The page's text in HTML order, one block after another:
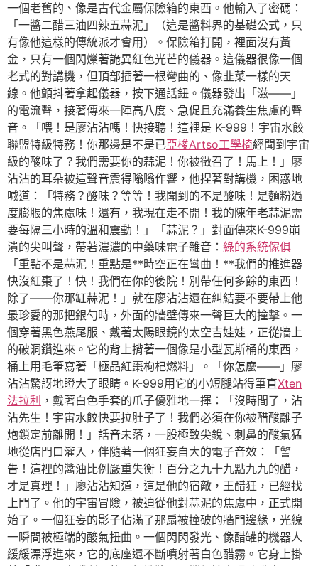
一個老舊的、像是古代金屬保險箱的東西。他輸入了密碼：
「一醬二醋三油四辣五蒜泥」（這是醬料界的基礎公式，只
有像他這樣的傳統派才會用）。保險箱打開，裡面沒有黃
金，只有一個閃爍著詭異紅色光芒的儀器。這儀器很像一個
老式的對講機，但頂部插著一根彎曲的、像韭菜一樣的天
線。他顫抖著拿起儀器，按下通話鈕。儀器發出「滋——」
的電流聲，接著傳來一陣高八度、急促且充滿養生焦慮的聲
音。「喂！是廖沾沾嗎！快接聽！這裡是 K-999！宇宙水餃
聯盟特級特務！你那邊是不是已亞梭Artso工學椅經聞到宇宙
級的酸味了？我們需要你的蒜泥！你被徵召了！馬上！」廖
沾沾的耳朵被這聲音震得嗡嗡作響，他捏著對講機，困惑地
喊道：「特務？酸味？等等！我聞到的不是酸味！是麵粉過
度膨脹的焦慮味！還有，我現在走不開！我的陳年老蒜泥需
要每隔三小時的溫和震動！」「蒜泥？」對面傳來K-999崩
潰的尖叫聲，帶著濃濃的中藥味電子雜音： 綠的系統傢俱
「重點不是蒜泥！重點是**時空正在彎曲！**我們的推進器
快沒紅棗了！快！我們在你的後院！別帶任何多餘的東西！
除了——你那缸蒜泥！」就在廖沾沾還在糾結要不要帶上他
最珍愛的那把銀勺時，外面的牆壁傳來一聲巨大的撞擊。一
個穿著黑色燕尾服、戴著太陽眼鏡的太空吉娃娃，正從牆上
的破洞鑽進來。它的背上揹著一個像是小型瓦斯桶的東西，
桶上用毛筆寫著「極品紅棗枸杞燃料」。「你怎麼——」廖
沾沾驚訝地瞪大了眼睛。K-999用它的小短腿站得筆直Xten
法拉利 ，戴著白色手套的爪子優雅地一揮：「沒時間了，沾
沾先生！宇宙水餃快要拉肚子了！我們必須在你被醋酸離子
炮鎖定前離開！」話音未落，一股極致尖銳、刺鼻的酸氣猛
地從店門口灌入，伴隨著一個狂妄自大的電子音效：「警
告！這裡的醬油比例嚴重失衡！百分之九十九點九九的醋，
才是真理！」廖沾沾知道，這是他的宿敵，王醋狂，已經找
上門了。他的宇宙冒險，被迫從他對蒜泥的焦慮中，正式開
始了。一個狂妄的影子佔滿了那扇被撞破的牆門邊緣，光線
一瞬間被極端的酸氣扭曲。一個閃閃發光、像醋罐的機器人
緩緩漂浮進來，它的底座還不斷噴射著白色醋霧。它身上掛